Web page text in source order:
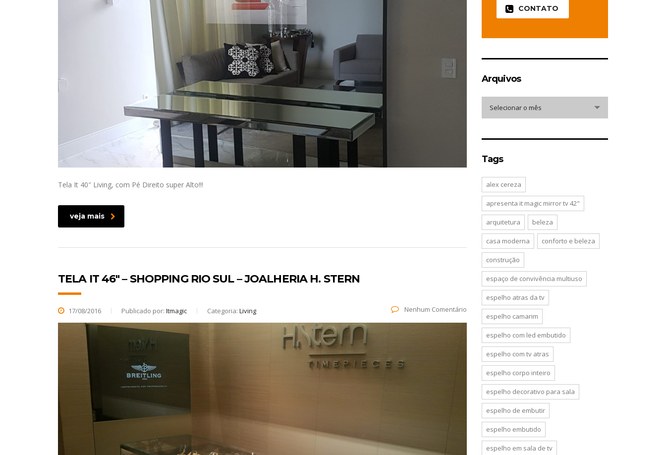
Tela It 40″ Living, com Pé Direito super Alto!!!
veja mais
TELA IT 46" – SHOPPING RIO SUL – JOALHERIA H. STERN
17/08/2016 Publicado por: Itmagic Categoria: Living Nenhum Comentário
CONTATO
Arquivos
Selecionar o mês
Tags
alex cereza
apresenta it magic mirror tv 42"
arquitetura beleza
casa moderna conforto e beleza
construção
espaço de convivência multiuso
espelho atras da tv
espelho camarim
espelho com led embutido
espelho com tv atras
espelho corpo inteiro
espelho decorativo para sala
espelho de embutir
espelho embutido
espelho em sala de tv